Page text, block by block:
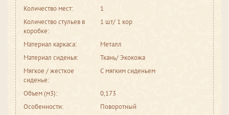
Количество мест:
1
Количество стульев в
коробке:
1 шт/ 1 кор
Материал каркаса:
Металл
Материал сиденья:
Ткань/ Экокожа
Мягкое / жесткое
сиденье:
С мягким сиденьем
Объем (м3):
0,173
Особенности:
Поворотный